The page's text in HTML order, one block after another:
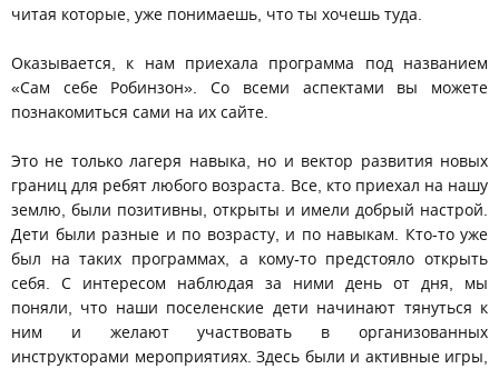
читая которые, уже понимаешь, что ты хочешь туда.
Оказывается, к нам приехала программа под названием
«Сам себе Робинзон». Со всеми аспектами вы можете
познакомиться сами на их сайте.
Это не только лагеря навыка, но и вектор развития новых
границ для ребят любого возраста. Все, кто приехал на нашу
землю, были позитивны, открыты и имели добрый настрой.
Дети были разные и по возрасту, и по навыкам. Кто-то уже
был на таких программах, а кому-то предстояло открыть
себя. С интересом наблюдая за ними день от дня, мы
поняли, что наши поселенские дети начинают тянуться к
ним и желают участвовать в организованных
инструкторами мероприятиях. Здесь были и активные игры,